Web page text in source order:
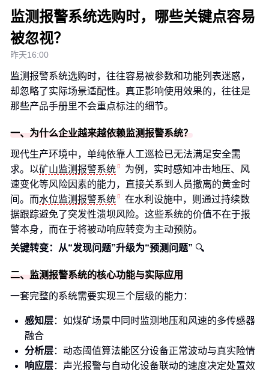
监测报警系统选购时，哪些关键点容易
被忽视？
昨天16:00
监测报警系统选购时，往往容易被参数和功能列表迷惑，
却忽略了实际场景适配性。真正影响使用效果的，往往是
那些产品手册里不会重点标注的细节。
一、为什么企业越来越依赖监测报警系统？
现代生产环境中，单纯依靠人工巡检已无法满足安全需
求。以矿山监测报警系统
为例，实时感知冲击地压、风
速变化等风险因素的能力，直接关系到人员撤离的黄金时
间。而水位监测报警系统
在水利设施中，则通过持续数
据跟踪避免了突发性溃坝风险。这些系统的价值不在于报
警本身，而在于将被动响应转变为主动预防。
关键转变：从“发现问题”升级为“预测问题” 🔍
二、监测报警系统的核心功能与实际应用
一套完整的系统需要实现三个层级的能力：
感知层：如煤矿场景中同时监测地压和风速的多传感器
融合
分析层：动态阈值算法能区分设备正常波动与真实险情
响应层：声光报警与自动化设备联动的速度决定处置效